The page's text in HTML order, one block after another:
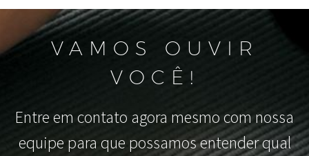
VAMOS OUVIR
VOCÊ!
Entre em contato agora mesmo com nossa
equipe para que possamos entender qual